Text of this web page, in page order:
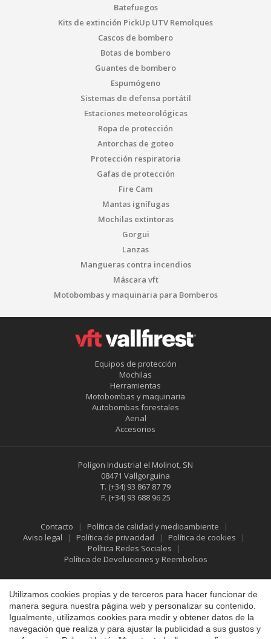
Batefuegos
Kits de extinción PickUp UTV Remolques
Cascos de bombero
Botas de bombero
Guantes de bombero
Espumógeno
Sistemas de defensa portátil
Estaciones meteorológicas
Ropa de protección
Antorchas de goteo
Protección respiratoria
Gafas de protección
Fire Cam
Mantas ignífugas
Mochilas extintoras
Gorgui
Lanzas
Mangueras contra incendios
Máscara vft
Motobombas y maquinaria para Bomberos
Equipos de protección
Mochilas
Herramientas
Motobombas y maquinaria
Autobombas forestales
Aerial
Accesorios
Polígon Industrial el Molinot, SN
08471 Vallgorguina
T. (+34) 93 867 87 79
F. (+34) 93 688 96 25
Contacto
Política de calidad y medioambiente
Aviso legal
Política de privacidad
Política de cookies
Política Redes Sociales
Política de Devoluciones y Reembolsos
Utilizamos cookies propias y de terceros para hacer funcionar de
manera segura nuestra página web y personalizar su contenido.
Igualmente, utilizamos cookies para medir y obtener datos de la
navegación que realiza y para ajustar la publicidad a sus gustos y